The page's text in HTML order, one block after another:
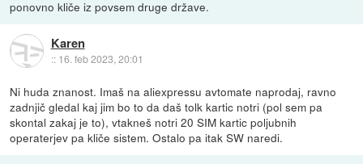
ponovno kliče iz povsem druge države.
Karen
:: 16. feb 2023, 20:01
Ni huda znanost. Imaš na aliexpressu avtomate naprodaj, ravno
zadnjič gledal kaj jim bo to da daš tolk kartic notri (pol sem pa
skontal zakaj je to), vtakneš notri 20 SIM kartic poljubnih
operaterjev pa kliče sistem. Ostalo pa itak SW naredi.